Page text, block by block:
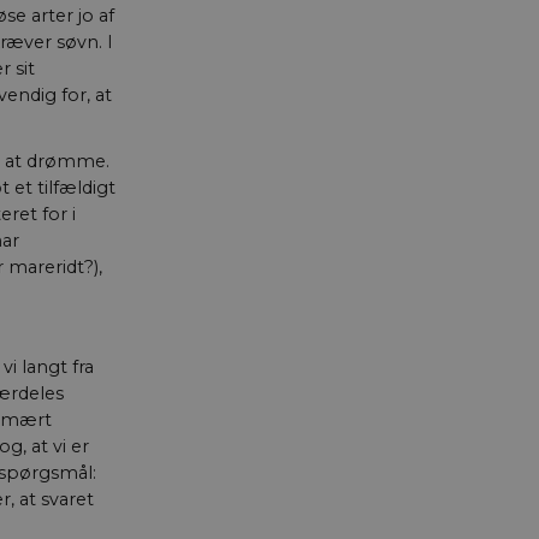
arter jo af
søvn. I
sit
for, at
at drømme.
et tilfældigt
for i
langt fra
at vi er
at svaret
data om
Den
og måle den
ikke
også afgøre,
af Youtube-
Beskrivelse